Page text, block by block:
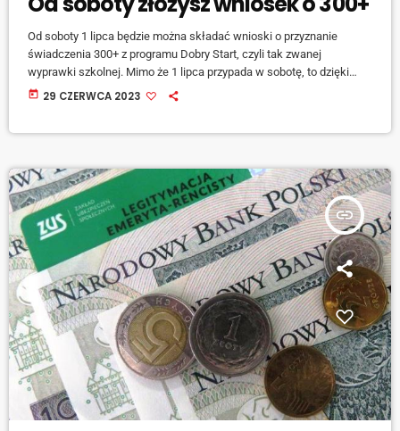
Od soboty 1 lipca będzie można składać wnioski o przyznanie
świadczenia 300+ z programu Dobry Start, czyli tak zwanej
wyprawki szkolnej. Mimo że 1 lipca przypada w sobotę, to dzięki
systemom elektronicznym wnioski będą aktywne już od tego dnia -
today 29 CZERWCA 2023
insert_link